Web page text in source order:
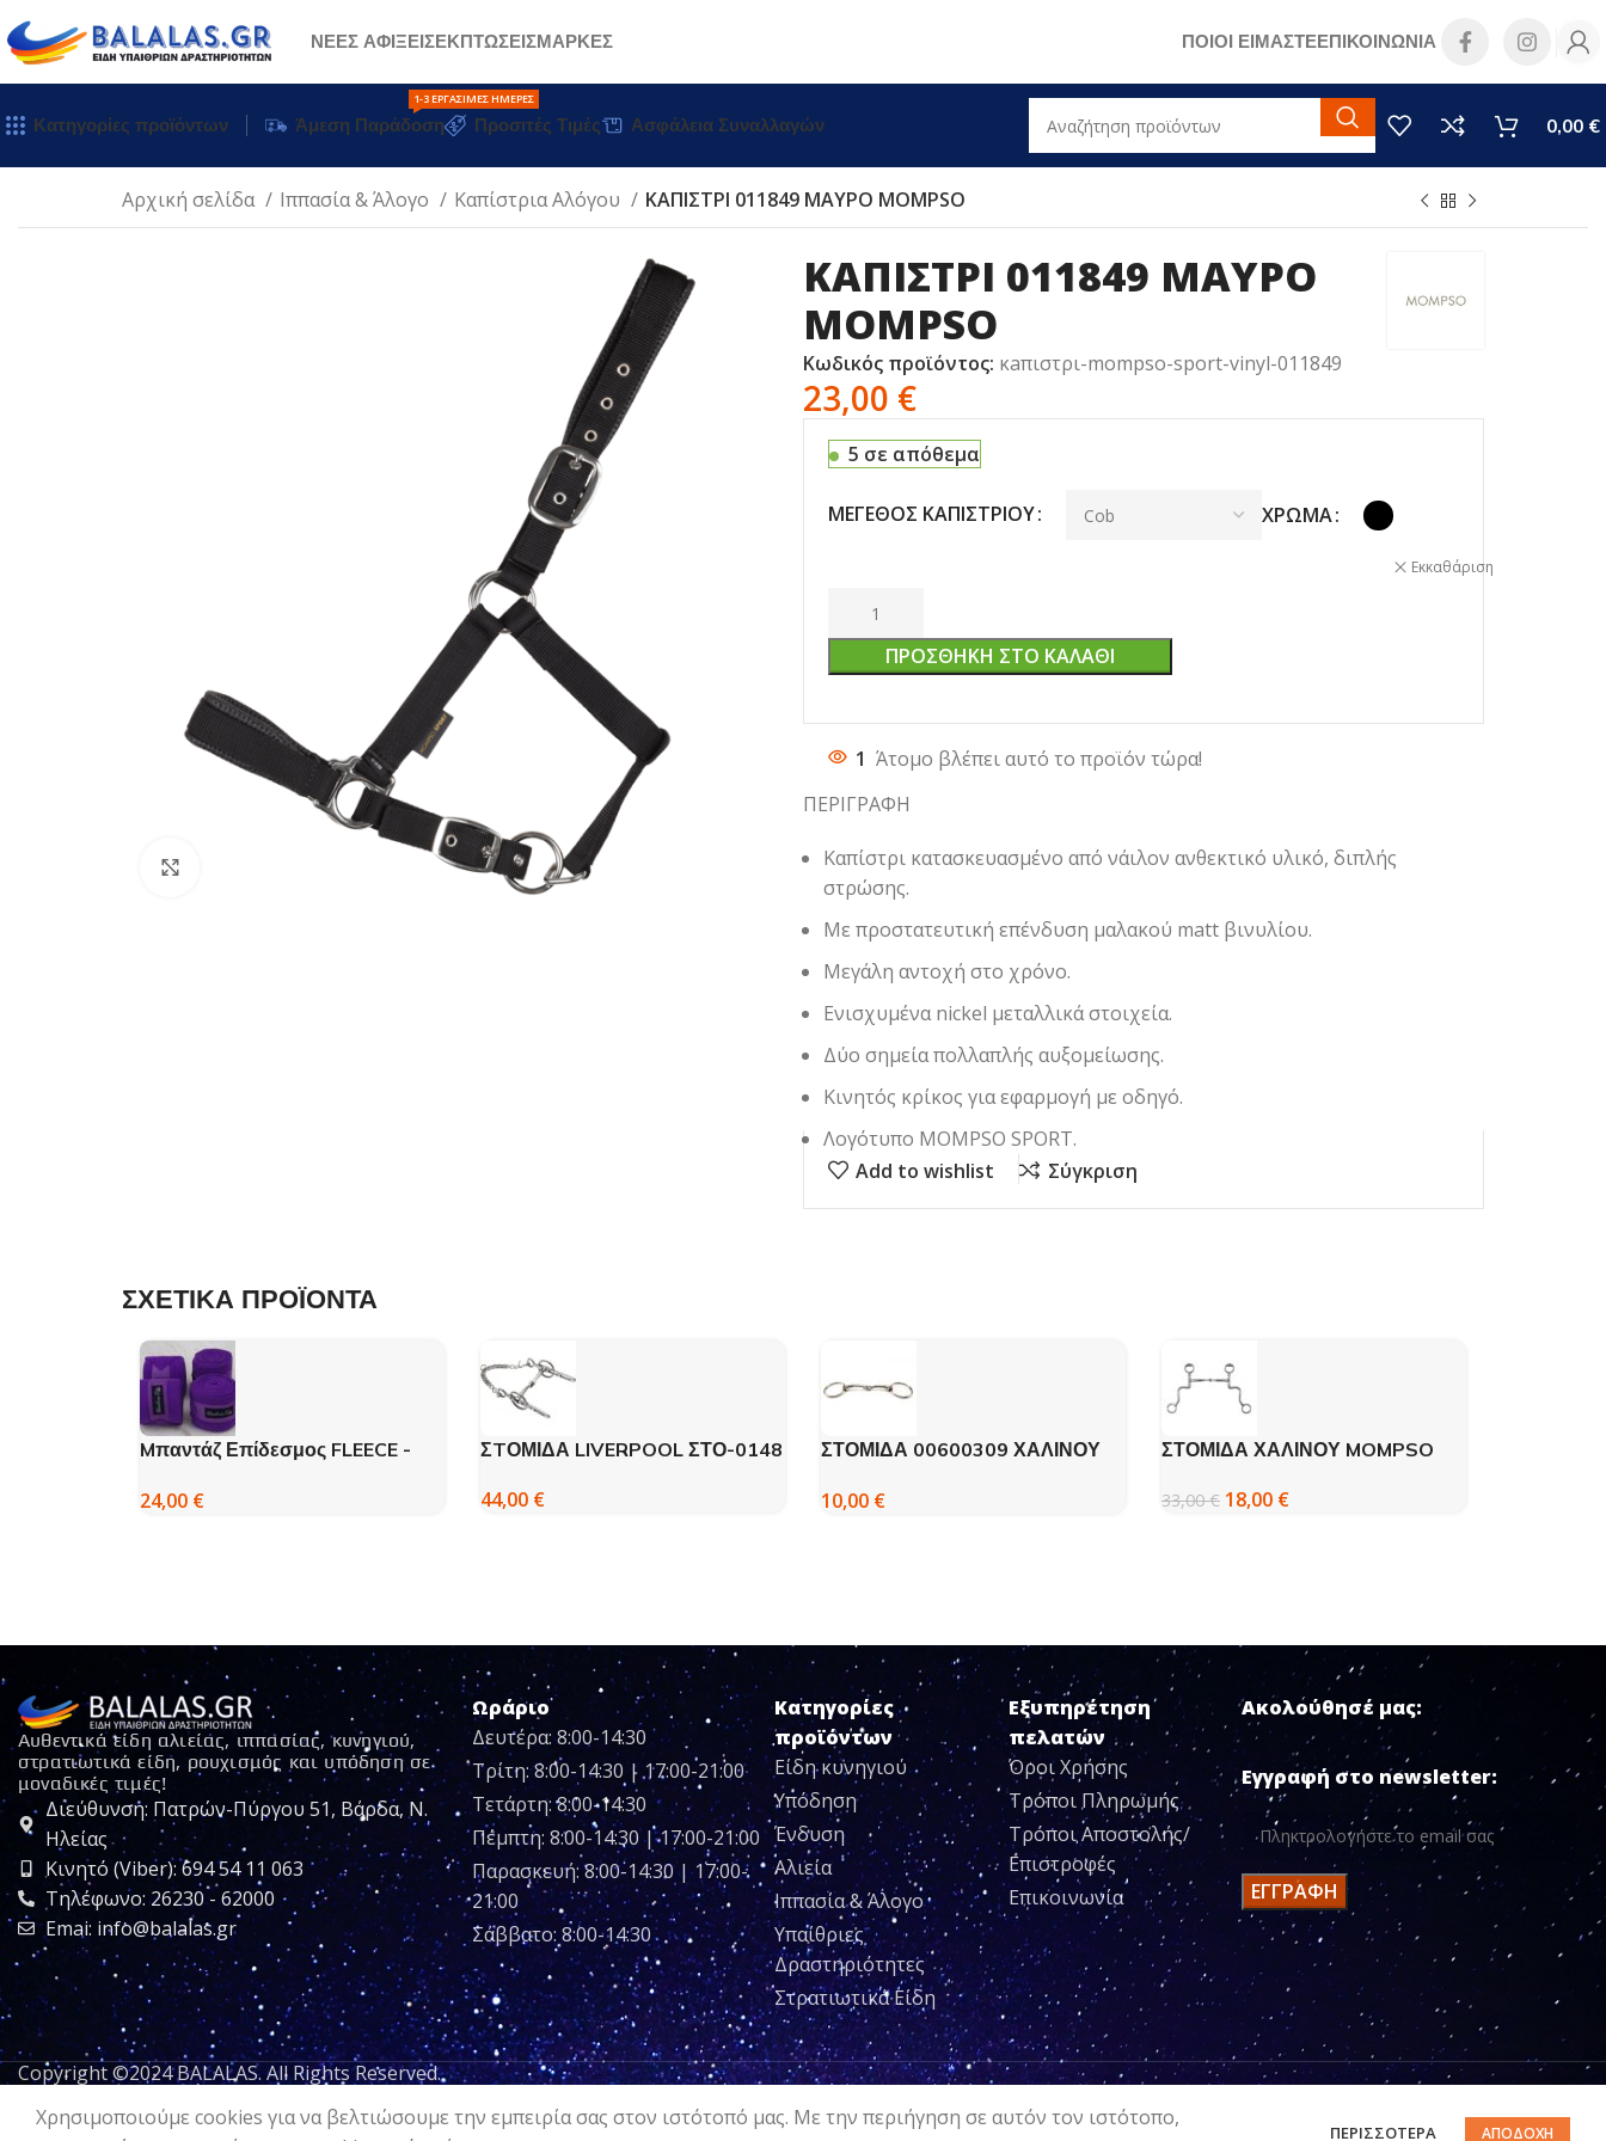
ΝΕΕΣ ΑΦΙΞΕΙΣΕΚΠΤΩΣΕΙΣΜΑΡΚΕΣ ΠΟΙΟΙ ΕΙΜΑΣΤΕΕΠΙΚΟΙΝΩΝΙΑ
Κατηγορίες προϊόντων Άμεση Παράδοση
1-3 ΕΡΓΆΣΙΜΕΣ ΗΜΈΡΕΣ
Προσιτές Τιμές Ασφάλεια Συναλλαγών 0,00 €
Αρχική σελίδα Ιππασία & Άλογο Καπίστρια Αλόγου ΚAΠΙΣΤΡΙ 011849 MAYΡΟ MOMPSO
ΚAΠΙΣΤΡΙ 011849 MAYΡΟ
MOMPSO
Κωδικός προϊόντος: κaπιστρι-mompso-sport-vinyl-011849
23,00 €
5 σε απόθεμα
ΜΈΓΕΘΟΣ ΚΑΠΙΣΤΡΊΟΥ ΧΡΏΜΑ
Εκκαθάριση
ΠΡΟΣΘΉΚΗ ΣΤΟ ΚΑΛΆΘΙ
1 Άτομο βλέπει αυτό το προϊόν τώρα!
ΠΕΡΙΓΡΑΦΗ
Καπίστρι κατασκευασμένο από νάιλον ανθεκτικό υλικό, διπλής
στρώσης.
Με προστατευτική επένδυση μαλακού matt βινυλίου.
Μεγάλη αντοχή στο χρόνο.
Ενισχυμένα nickel μεταλλικά στοιχεία.
Δύο σημεία πολλαπλής αυξομείωσης.
Κινητός κρίκος για εφαρμογή με οδηγό.
Λογότυπο MOMPSO SPORT.
Add to wishlist
Σύγκριση
ΣΧΕΤΙΚΑ ΠΡΟΪΟΝΤΑ
Mπαντάζ Επίδεσμος FLEECE -
24,00 €
ΣTΟΜΙΔΑ LIVERPOOL ΣΤΟ-0148
44,00 €
ΣΤΟΜΙΔΑ 00600309 ΧΑΛΙΝΟΥ
10,00 €
ΣΤΟΜΙΔΑ ΧΑΛΙΝΟΥ MOMPSO
33,00€ 18,00 €
Αυθεντικά είδη αλιείας, ιππασίας, κυνηγιού,
στρατιωτικά είδη, ρουχισμός και υπόδηση σε
μοναδικές τιμές!
Διεύθυνση: Πατρών-Πύργου 51, Βάρδα, Ν.
Ηλείας
Κινητό (Viber): 694 54 11 063
Τηλέφωνο: 26230 - 62000
Emai: info@balalas.gr
Ωράριο
Δευτέρα: 8:00-14:30
Τρίτη: 8:00-14:30 | 17:00-21:00
Τετάρτη: 8:00-14:30
Πέμπτη: 8:00-14:30 | 17:00-21:00
Παρασκευή: 8:00-14:30 | 17:00-
21:00
Σάββατο: 8:00-14:30
Κατηγορίες
προϊόντων
Είδη κυνηγιού
Υπόδηση
Ένδυση
Αλιεία
Ιππασία & Άλογο
Υπαίθριες
Δραστηριότητες
Στρατιωτικά Είδη
Εξυπηρέτηση
πελατών
Όροι Χρήσης
Τρόποι Πληρωμής
Τρόποι Αποστολής/
Επιστροφές
Επικοινωνία
Ακολούθησέ μας:
Εγγραφή στο newsletter:
Copyright ©2024 BALALAS. All Rights Reserved.
Χρησιμοποιούμε cookies για να βελτιώσουμε την εμπειρία σας στον ιστότοπό μας. Με την περιήγηση σε αυτόν τον ιστότοπο,
ΠΕΡΙΣΣΌΤΕΡΑ ΑΠΟΔΟΧΉ